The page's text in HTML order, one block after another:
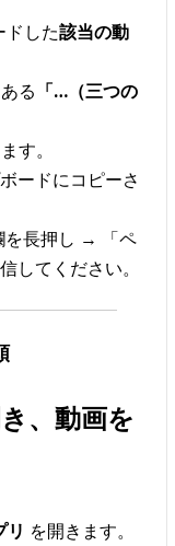
した該当の動
る 「…（三つの
す。
ードにコピーさ
を長押し → 「ペ
してください。
、動画を
を開きます。